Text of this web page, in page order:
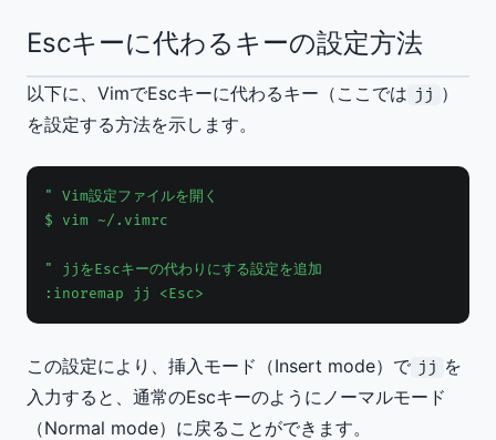
Escキーに代わるキーの設定方法
以下に、VimでEscキーに代わるキー（ここでは jj ）
を設定する方法を示します。
" Vim設定ファイルを開く
$ vim ~/.vimrc
" jjをEscキーの代わりにする設定を追加
:inoremap jj <Esc>
この設定により、挿入モード（Insert mode）で jj を
入力すると、通常のEscキーのようにノーマルモード
（Normal mode）に戻ることができます。